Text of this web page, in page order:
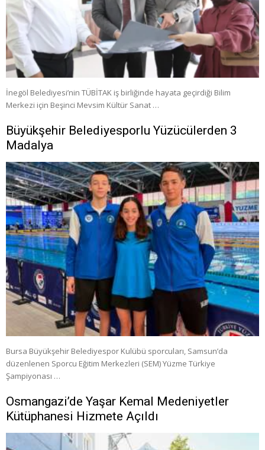
İnegöl Belediyesi’nin TÜBİTAK iş birliğinde hayata geçirdiği Bilim
Merkezi için Beşinci Mevsim Kültür Sanat …
Büyükşehir Belediyesporlu Yüzücülerden 3
Madalya
Bursa Büyükşehir Belediyespor Kulübü sporcuları, Samsun’da
düzenlenen Sporcu Eğitim Merkezleri (SEM) Yüzme Türkiye
Şampiyonası …
Osmangazi’de Yaşar Kemal Medeniyetler
Kütüphanesi Hizmete Açıldı